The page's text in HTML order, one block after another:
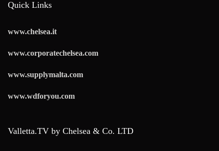
Quick Links
www.chelsea.it
www.corporatechelsea.com
www.supplymalta.com
www.wdforyou.com
Valletta.TV by Chelsea & Co. LTD